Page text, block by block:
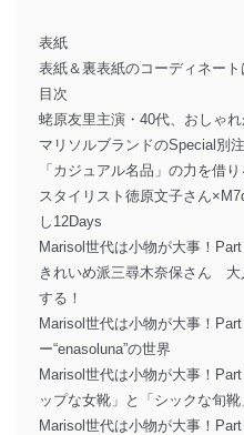
表紙
表紙＆裏表紙のコーディネート
目次
蛯原友里主演・40代、おしゃ
マリソルブランドのSpecial別
「カジュアル名品」の力を借り
スタイリスト徳原文子さん
し12Days
Marisol世代は小物が大事！
きれいめ派三尋木奈保さん 大
する！
Marisol世代は小物が大事！
ー“enasoluna”の世界
Marisol世代は小物が大事！
ップな女靴」と「シックな旬靴
Marisol世代は小物が大事！